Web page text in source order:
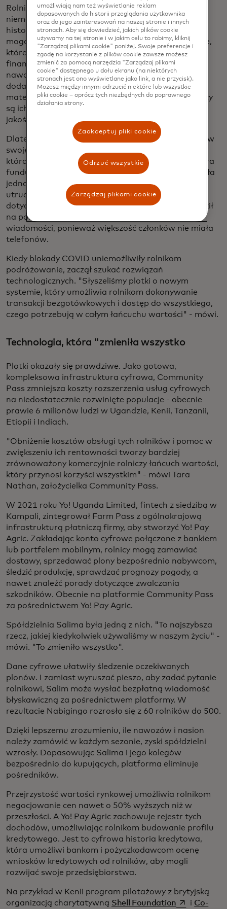
Rolnicy tacy jak Salim otrzymują wynagrodzenie
niemal w całości w gotówce, co sprawia, że ich
historia finansowa jest znikoma. Oznacza to, że nie
mogą zabezpieczyć pożyczek na wydatki kapitałowe,
które mogłyby pomóc im zbudować stabilność
finansową: na przykład nowoczesne systemy
nawadniające lub magazyny do przechowywania
dodatkowych zbiorów. Zdobycie niezbędnych
materiałów jest trudne, ponieważ ci sami pośrednicy
są ich źródłem nawozów i nasion - zwykle niskiej
jakości i sprzedawanych po wysokich marżach.
Dlatego w 2011 roku Salim zorganizował rolników w
swojej wiosce w spółdzielnię o nazwie Nabigingo,
która negocjuje wyższe płatności za produkty i zbiera
fundusze na wspólny sprzęt. Organizacja prowadziła
jednak dokumentację w formie papierowej, co
utrudniało śledzenie danych, takich jak całkowity
dotychczasowy zysk i zaległe płatności. Salim chodził
na pola poszczególnych rolników, aby dostarczać
wiadomości, ponieważ większość członków nie miała
telefonów.
Kiedy blokady COVID uniemożliwiły rolnikom
podróżowanie, zaczął szukać rozwiązań
technologicznych. "Słyszeliśmy plotki o nowym
systemie, który umożliwia rolnikom dokonywanie
transakcji bezgotówkowych i dostęp do wszystkiego,
czego potrzebują w całym łańcuchu wartości" - mówi.
Technologia, która "zmieniła wszystko
Plotki okazały się prawdziwe. Jako gotowa,
kompleksowa infrastruktura cyfrowa, Community
Pass zmniejsza koszty rozszerzenia usług cyfrowych
na niedostatecznie rozwinięte populacje - obecnie
prawie 6 milionów ludzi w Ugandzie, Kenii, Tanzanii,
Etiopii i Indiach.
"Obniżenie kosztów obsługi tych rolników i pomoc w
zwiększeniu ich rentowności tworzy bardziej
zrównoważony komercyjnie rolniczy łańcuch wartości,
który przynosi korzyści wszystkim" - mówi Tara
Nathan, założycielka Community Pass.
W 2021 roku Yo! Uganda Limited, fintech z siedzibą w
Kampali, zintegrował Farm Pass z ogólnokrajową
infrastrukturą płatniczą firmy, aby stworzyć Yo! Pay
Agric. Zakładając konto cyfrowe połączone z bankiem
lub portfelem mobilnym, rolnicy mogą zamawiać
dostawy, sprzedawać plony bezpośrednio nabywcom,
śledzić produkcję, sprawdzać prognozy pogody, a
nawet znaleźć porady dotyczące zwalczania
szkodników. Obecnie na platformie Community Pass
za pośrednictwem Yo! Pay Agric.
Spółdzielnia Salima była jedną z nich. "To najszybsza
rzecz, jakiej kiedykolwiek używaliśmy w naszym życiu" -
mówi. "To zmieniło wszystko".
Dane cyfrowe ułatwiły śledzenie oczekiwanych
plonów. I zamiast wyruszać pieszo, aby zadać pytanie
rolnikowi, Salim może wysłać bezpłatną wiadomość
błyskawiczną za pośrednictwem platformy. W
rezultacie Nabigingo rozrosło się z 60 rolników do 500.
Dzięki lepszemu zrozumieniu, ile nawozów i nasion
należy zamówić w każdym sezonie, zyski spółdzielni
wzrosły. Dopasowując Salima i jego kolegów
bezpośrednio do kupujących, platforma eliminuje
pośredników.
Przejrzystość wartości rynkowej umożliwia rolnikom
negocjowanie cen nawet o 50% wyższych niż w
przeszłości. A Yo! Pay Agric zachowuje rejestr tych
dochodów, umożliwiając rolnikom budowanie profilu
kredytowego. Jest to cyfrowa historia kredytowa,
która umożliwi bankom i pożyczkodawcom ocenę
wniosków kredytowych od rolników, aby mogli
rozwijać swoje przedsiębiorstwa.
Na przykład w Kenii program pilotażowy z brytyjską
organizacją charytatywną Shell Foundationopens in a
i Co-
umożliwiają nam też wyświetlanie reklam
dopasowanych do historii przeglądania użytkownika
oraz do jego zainteresowań na naszej stronie i innych
stronach. Aby się dowiedzieć, jakich plików cookie
używamy na tej stronie i w jakim celu to robimy, kliknij
"Zarządzaj plikami cookie" poniżej. Swoje preferencje i
zgodę na korzystanie z plików cookie zawsze możesz
zmienić za pomocą narzędzia "Zarządzaj plikami
cookie" dostępnego u dołu ekranu (na niektórych
stronach jest ono wyświetlane jako link, a nie przycisk).
Możesz między innymi odrzucić niektóre lub wszystkie
pliki cookie – oprócz tych niezbędnych do poprawnego
działania strony.
Zaakceptuj pliki cookie
Odrzuć wszystkie
Zarządzaj plikami cookie